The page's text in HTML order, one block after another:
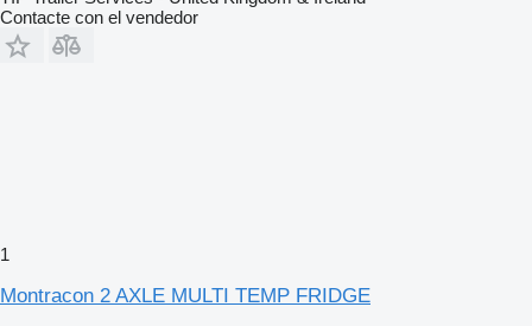
Contacte con el vendedor
1
Montracon 2 AXLE MULTI TEMP FRIDGE